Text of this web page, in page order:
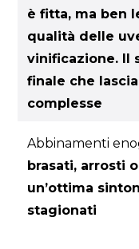
è fitta, ma ben
qualità delle
vinificazione. Il
finale che
complesse
Abbinamenti
brasati, arrosti
un’ottima
stagionati